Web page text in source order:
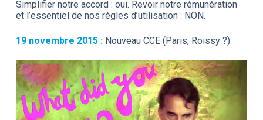
Simplifier notre accord : oui. Revoir notre rémunération
et l’essentiel de nos règles d’utilisation : NON.
19 novembre 2015 :Nouveau CCE (Paris, Roissy ?)